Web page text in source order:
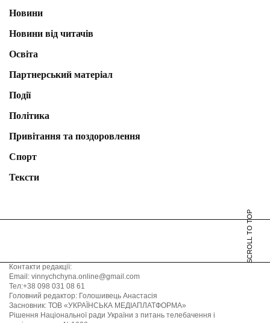
Новини
Новини від читачів
Освіта
Партнерський матеріал
Події
Політика
Привітання та поздоровлення
Спорт
Тексти
SCROLL TO TOP
Контакти редакції:
Email: vinnychchyna.online@gmail.com
Тел:+38 098 031 08 61
Головний редактор: Голошивець Анастасія
Засновник: ТОВ «УКРАЇНСЬКА МЕДІАПЛАТФОРМА»
Рішення Національної ради України з питань телебачення і